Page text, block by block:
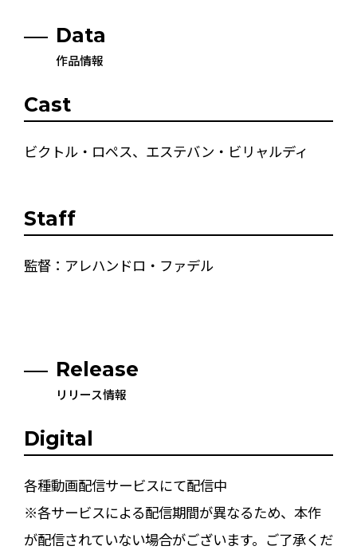
Data
作品情報
Cast
ビクトル・ロペス、エステバン・ビリャルディ
Staff
監督：アレハンドロ・ファデル
Release
リリース情報
Digital
各種動画配信サービスにて配信中
※各サービスによる配信期間が異なるため、本作
が配信されていない場合がございます。ご了承くだ